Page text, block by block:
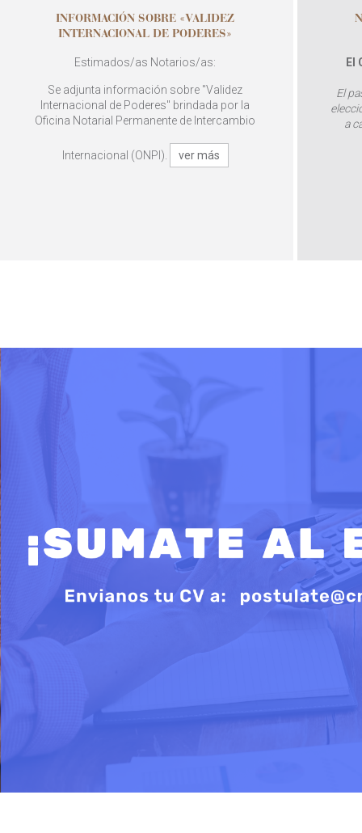
INFORMACIÓN SOBRE «VALIDEZ
INTERNACIONAL DE PODERES»
Estimados/as Notarios/as:
Se adjunta información sobre "Validez
Internacional de Poderes" brindada por la
Oficina Notarial Permanente de Intercambio
Internacional (ONPI). ver más
El
El
a